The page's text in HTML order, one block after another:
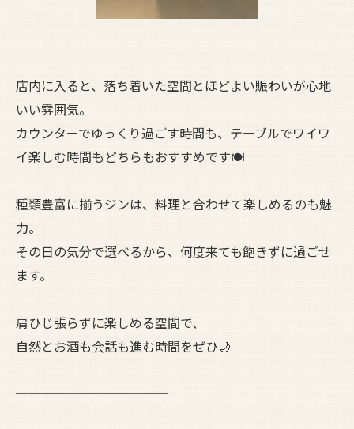
店内に入ると、落ち着いた空間とほどよい賑わいが心地
いい雰囲気。
カウンターでゆっくり過ごす時間も、テーブルでワイワ
イ楽しむ時間もどちらもおすすめです🍽️
種類豊富に揃うジンは、料理と合わせて楽しめるのも魅
力。
その日の気分で選べるから、何度来ても飽きずに過ごせ
ます。
肩ひじ張らずに楽しめる空間で、
自然とお酒も会話も進む時間をぜひ🌙
────────────